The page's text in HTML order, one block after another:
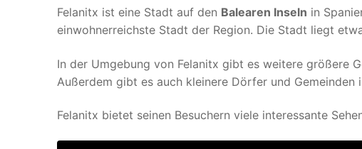
Felanitx ist eine Stadt auf den Balearen Inseln in
einwohnerreichste Stadt der Region. Die Stadt liegt
In der Umgebung von Felanitx gibt es weitere größere
Außerdem gibt es auch kleinere Dörfer und
Felanitx bietet seinen Besuchern viele interessante